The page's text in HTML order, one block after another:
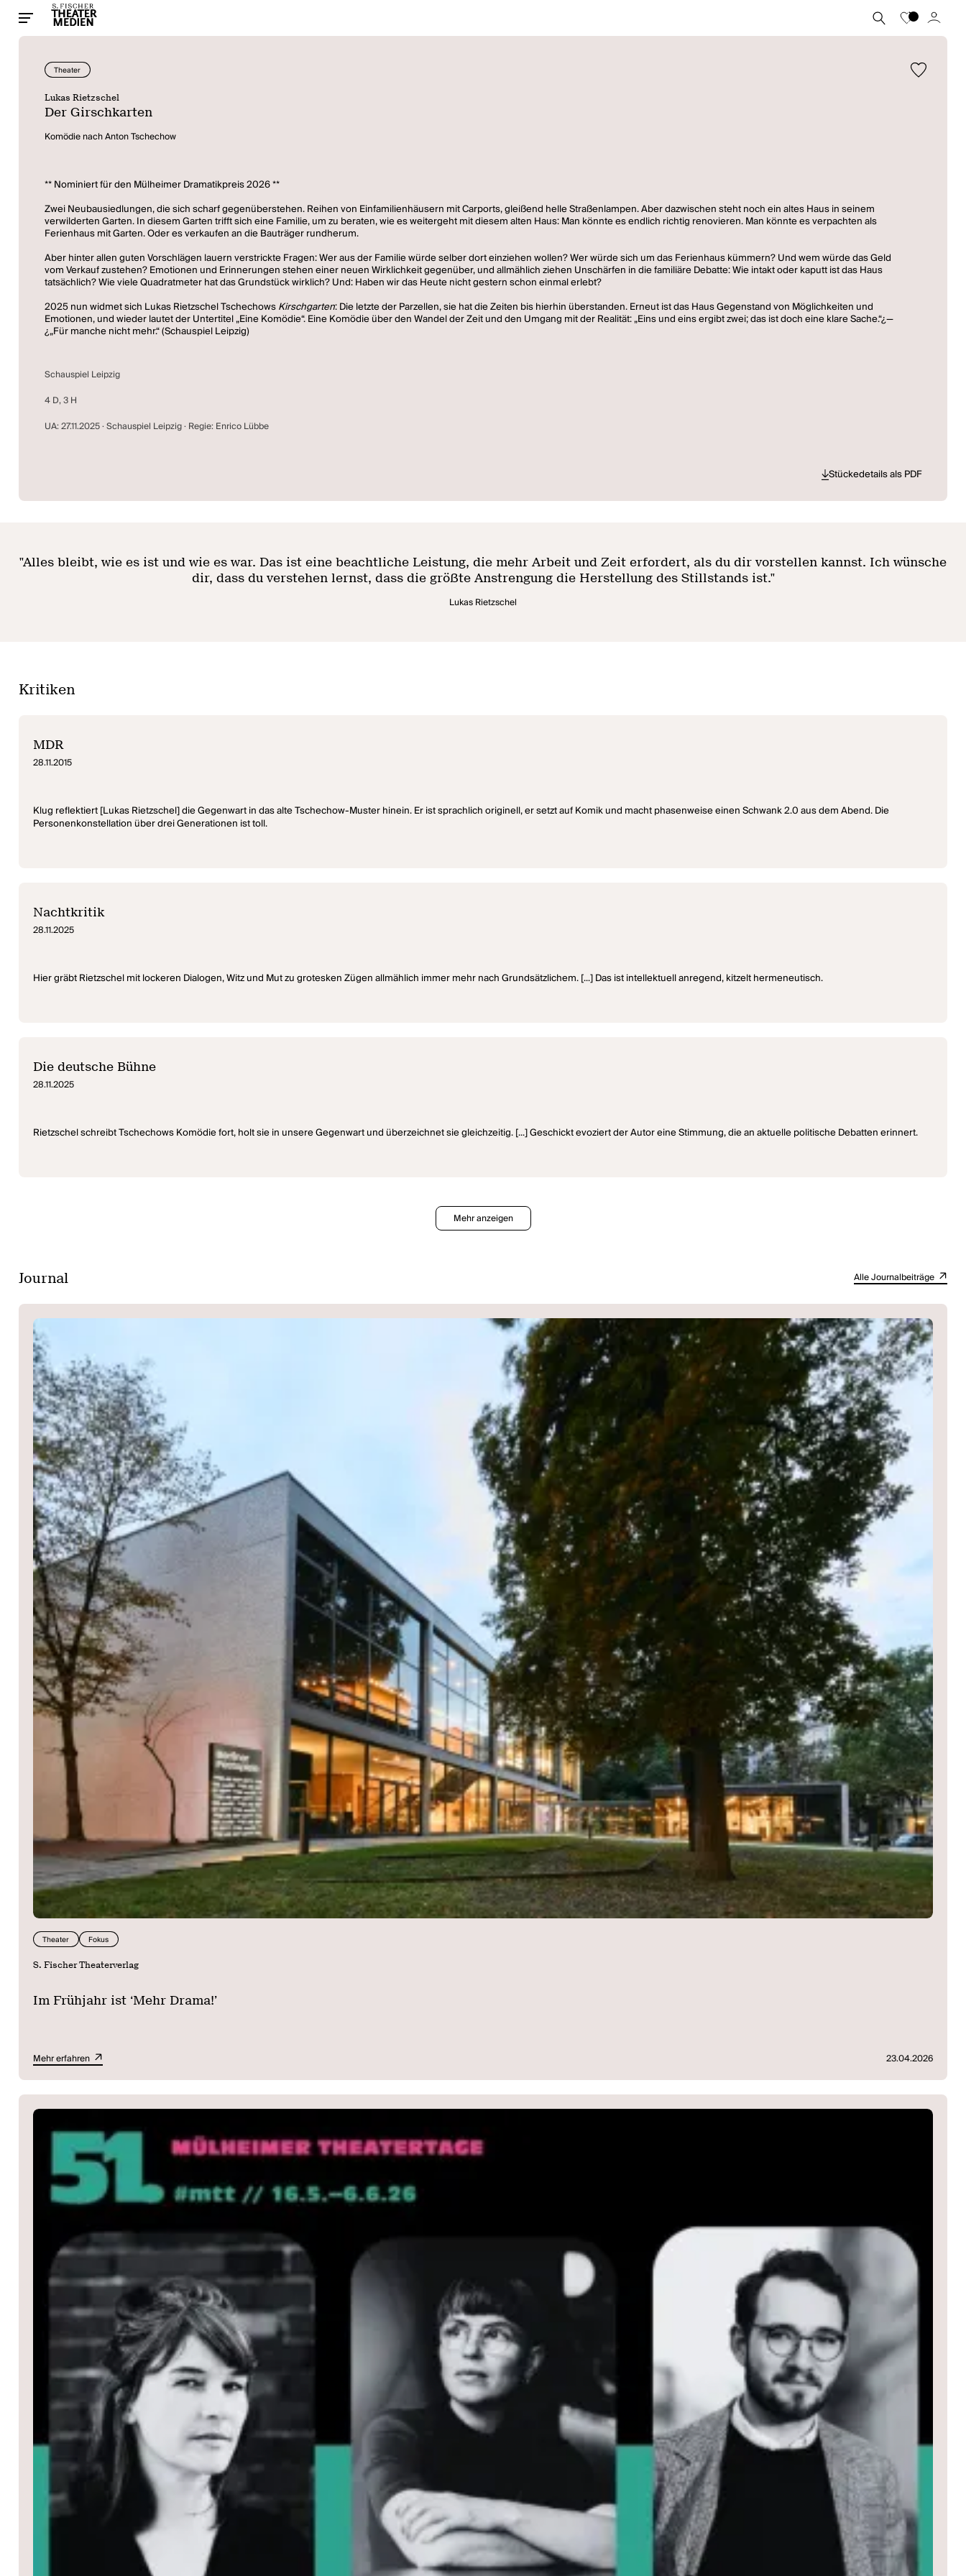
Theater
Lukas Rietzschel
Der Girschkarten
Komödie nach Anton Tschechow
** Nominiert für den Mülheimer Dramatikpreis 2026 **
Zwei Neubausiedlungen, die sich scharf gegenüberstehen. Reihen von Einfamilienhäusern mit Carports, gleißend helle Straßenlampen. Aber dazwischen steht noch ein altes Haus in seinem
verwilderten Garten. In diesem Garten trifft sich eine Familie, um zu beraten, wie es weitergeht mit diesem alten Haus: Man könnte es endlich richtig renovieren. Man könnte es verpachten als
Ferienhaus mit Garten. Oder es verkaufen an die Bauträger rundherum.
Aber hinter allen guten Vorschlägen lauern verstrickte Fragen: Wer aus der Familie würde selber dort einziehen wollen? Wer würde sich um das Ferienhaus kümmern? Und wem würde das Geld
vom Verkauf zustehen? Emotionen und Erinnerungen stehen einer neuen Wirklichkeit gegenüber, und allmählich ziehen Unschärfen in die familiäre Debatte: Wie intakt oder kaputt ist das Haus
tatsächlich? Wie viele Quadratmeter hat das Grundstück wirklich? Und: Haben wir das Heute nicht gestern schon einmal erlebt?
2025 nun widmet sich Lukas Rietzschel TschechowsKirschgarten: Die letzte der Parzellen, sie hat die Zeiten bis hierhin überstanden. Erneut ist das Haus Gegenstand von Möglichkeiten und
Emotionen, und wieder lautet der Untertitel „Eine Komödie“. Eine Komödie über den Wandel der Zeit und den Umgang mit der Realität: „Eins und eins ergibt zwei; das ist doch eine klare Sache.“¿—
¿„Für manche nicht mehr.“ (Schauspiel Leipzig)
Schauspiel Leipzig
4 D, 3 H
UA: 27.11.2025 · Schauspiel Leipzig · Regie: Enrico Lübbe
Stückedetails als PDF
"Alles bleibt, wie es ist und wie es war. Das ist eine beachtliche Leistung, die mehr Arbeit und Zeit erfordert, als du dir vorstellen kannst. Ich wünsche
dir, dass du verstehen lernst, dass die größte Anstrengung die Herstellung des Stillstands ist."
Lukas Rietzschel
Kritiken
MDR
28.11.2015
Klug reflektiert [Lukas Rietzschel] die Gegenwart in das alte Tschechow-Muster hinein. Er ist sprachlich originell, er setzt auf Komik und macht phasenweise einen Schwank 2.0 aus dem Abend. Die
Personenkonstellation über drei Generationen ist toll.
Nachtkritik
28.11.2025
Hier gräbt Rietzschel mit lockeren Dialogen, Witz und Mut zu grotesken Zügen allmählich immer mehr nach Grundsätzlichem. [...] Das ist intellektuell anregend, kitzelt hermeneutisch.
Die deutsche Bühne
28.11.2025
Rietzschel schreibt Tschechows Komödie fort, holt sie in unsere Gegenwart und überzeichnet sie gleichzeitig. [...] Geschickt evoziert der Autor eine Stimmung, die an aktuelle politische Debatten erinnert.
Mehr anzeigen
Journal Alle Journalbeiträge
Theater Fokus
S. Fischer Theaterverlag
Im Frühjahr ist ‘Mehr Drama!’
Mehr erfahren 23.04.2026